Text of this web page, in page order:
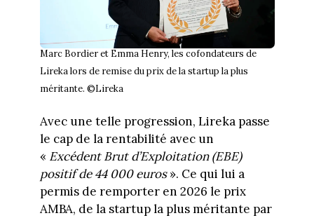
Marc Bordier et Emma Henry, les cofondateurs de
Lireka lors de remise du prix de la startup la plus
méritante. ©Lireka
Avec une telle progression, Lireka passe
le cap de la rentabilité avec un
« Excédent Brut d’Exploitation (EBE)
positif de 44 000 euros». Ce qui lui a
permis de remporter en 2026 le prix
AMBA, de la startup la plus méritante par